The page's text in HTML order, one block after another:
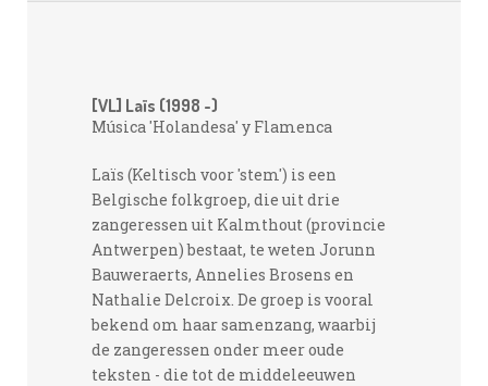
[VL] Laïs (1998 -)
Música 'Holandesa' y Flamenca
Laïs (Keltisch voor 'stem') is een
Belgische folkgroep, die uit drie
zangeressen uit Kalmthout (provincie
Antwerpen) bestaat, te weten Jorunn
Bauweraerts, Annelies Brosens en
Nathalie Delcroix. De groep is vooral
bekend om haar samenzang, waarbij
de zangeressen onder meer oude
teksten - die tot de middeleeuwen